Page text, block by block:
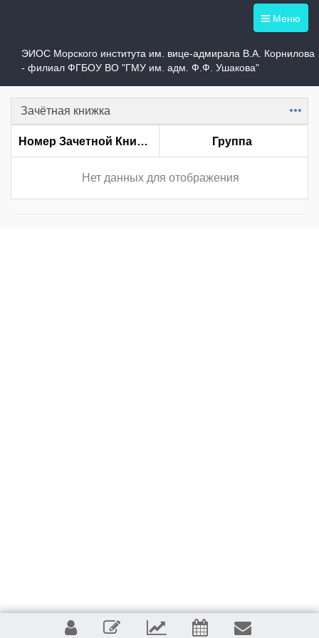
Меню
ЭИОС Морского института им. вице-адмирала В.А. Корнилова
- филиал ФГБОУ ВО "ГМУ им. адм. Ф.Ф. Ушакова"
Студент
Зачётная книжка Item
Номер Зачетной Книжки Группа
Нет данных для отображения